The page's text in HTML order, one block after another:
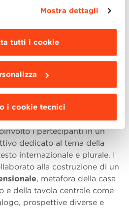
Dettagli ”. Per
di navigazione e
le terze parti e i cookie
Mostra dettagli
tutti i cookie
i cookie tecnici
un approccio
UN
IMPARARE A
della giornata, ilTeam
della Convivenza”
Floridiae dall’artista
i partecipanti in un
dedicato al tema della
internazionale e plurale. I
alla costruzione di un
, metafora della casa
e della tavola centrale come
prospettive diverse e